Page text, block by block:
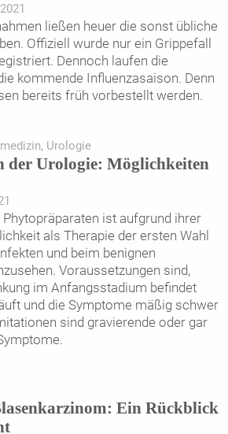
ließen heuer die sonst übliche
Offiziell wurde nur ein Grippefall
Dennoch laufen die
kommende Influenzasaison. Denn
bereits früh vorbestellt werden.
Urologie
der Urologie: Möglichkeiten
ist aufgrund ihrer
als Therapie der ersten Wahl
und beim benignen
Voraussetzungen sind,
im Anfangsstadium befindet
und die Symptome mäßig schwer
sind gravierende oder gar
Ein Rückblick